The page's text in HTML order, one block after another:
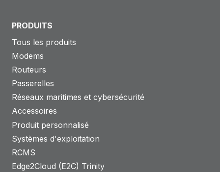
PRODUITS
Tous les produits
Modems
Routeurs
Passerelles
Réseaux maritimes et cybersécurité
Accessoires
Produit personnalisé
Systèmes d'exploitation
RCMS
Edge2Cloud (E2C) Trinity